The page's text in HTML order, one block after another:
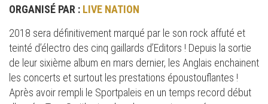
ORGANISÉ PAR : LIVE NATION
2018 sera définitivement marqué par le son rock affuté et
teinté d’électro des cinq gaillards d’Editors ! Depuis la sortie
de leur sixième album en mars dernier, les Anglais enchainent
les concerts et surtout les prestations époustouflantes !
Après avoir rempli le Sportpaleis en un temps record début